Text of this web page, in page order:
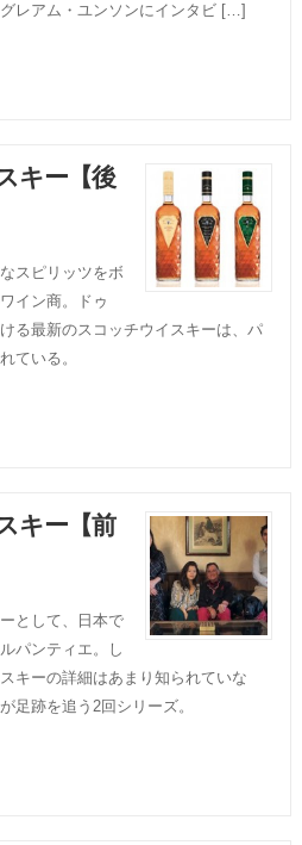
レアム・ユンソンにインタビ […]
キー【後
スピリッツをボ
イン商。ドゥ
る最新のスコッチウイスキーは、パ
ている。
キー【前
として、日本で
パンティエ。し
キーの詳細はあまり知られていな
足跡を追う2回シリーズ。